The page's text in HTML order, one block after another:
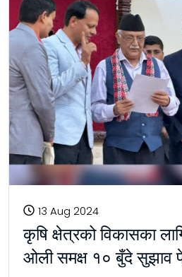
13 Aug 2024
कृषि क्षेत्रको विकासका
ओली समक्ष १० बुँदे सुझाव